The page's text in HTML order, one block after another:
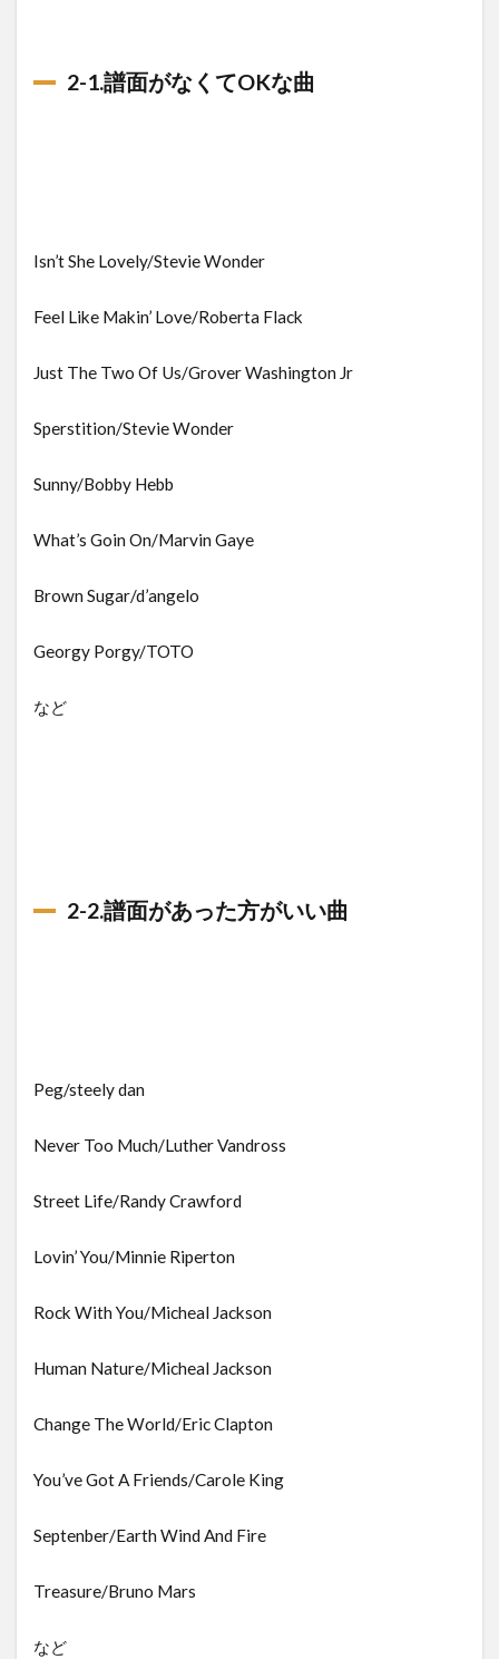
2-1.譜面がなくてOKな曲
Isn’t She Lovely/Stevie Wonder
Feel Like Makin’ Love/Roberta Flack
Just The Two Of Us/Grover Washington Jr
Sperstition/Stevie Wonder
Sunny/Bobby Hebb
What’s Goin On/Marvin Gaye
Brown Sugar/d’angelo
Georgy Porgy/TOTO
など
2-2.譜面があった方がいい曲
Peg/steely dan
Never Too Much/Luther Vandross
Street Life/Randy Crawford
Lovin’ You/Minnie Riperton
Rock With You/Micheal Jackson
Human Nature/Micheal Jackson
Change The World/Eric Clapton
You’ve Got A Friends/Carole King
Septenber/Earth Wind And Fire
Treasure/Bruno Mars
など